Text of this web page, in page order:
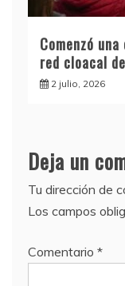
Comenzó
red cloacal
2 julio, 2026
Deja un
Tu dirección de
Los campos
Comentario *